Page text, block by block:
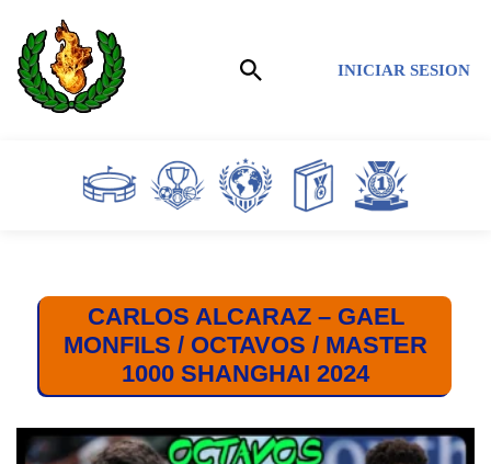
Saltar
al
contenido
INICIAR SESION
CARLOS ALCARAZ – GAEL
MONFILS / OCTAVOS / MASTER
1000 SHANGHAI 2024